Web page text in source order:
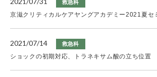
救急科
京滋クリティカルケアヤングアカデミー2021夏セ
2021/07/14 救急科
ショックの初期対応、トラネキサム酸の立ち位置